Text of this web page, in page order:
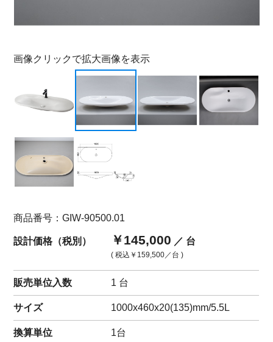
画像クリックで拡大画像を表示
商品番号：GIW-90500.01
設計価格（税別） ￥145,000 ／ 台
( 税込 ￥159,500 ／台 )
販売単位入数 1 台
サイズ 1000x460x20(135)mm/5.5L
換算単位 1台